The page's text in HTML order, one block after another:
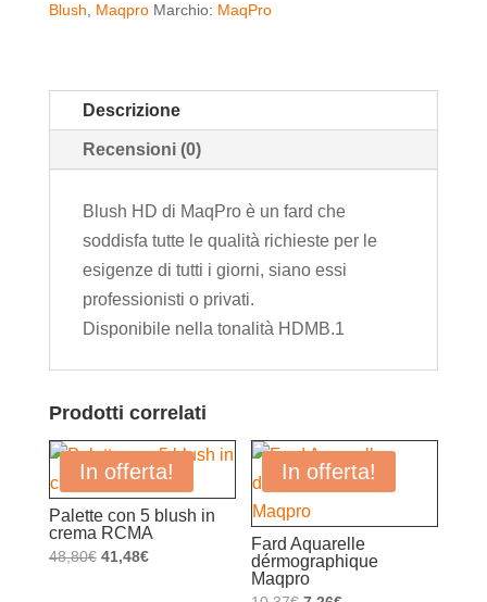
Blush
Maqpro Marchio: MaqPro
Descrizione
Recensioni (0)
Blush HD di MaqPro è un fard che
soddisfa tutte le qualità richieste per le
esigenze di tutti i giorni, siano essi
professionisti o privati.
Disponibile nella tonalità HDMB.1
Prodotti correlati
In offerta!
Palette con 5 blush in
crema RCMA
48,80€ Il
41,48€Il
In offerta!
Fard Aquarelle
dérmographique
Maqpro